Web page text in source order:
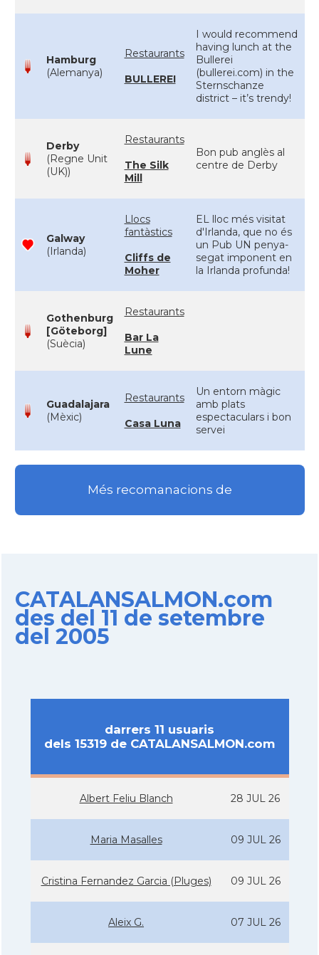
Hamburg
(Alemanya)
Restaurants
BULLEREI
I would recommend
having lunch at the
Bullerei
(bullerei.com) in the
Sternschanze
district – it’s trendy!
Derby
(Regne Unit
(UK))
Restaurants
The Silk
Mill
Bon pub anglès al
centre de Derby
Galway
(Irlanda)
Llocs
fantàstics
Cliffs de
Moher
EL lloc més visitat
d'Irlanda, que no és
un Pub UN penya-
segat imponent en
la Irlanda profunda!
Gothenburg
[Göteborg]
(Suècia)
Restaurants
Bar La
Lune
Guadalajara
(Mèxic)
Restaurants
Casa Luna
Un entorn màgic
amb plats
espectaculars i bon
servei
Més recomanacions de
CATALANSALMON.com
des del 11 de setembre
del 2005
darrers 11 usuaris
dels 15319 de CATALANSALMON.com
Albert Feliu Blanch 28 JUL 26
Maria Masalles 09 JUL 26
Cristina Fernandez Garcia (Pluges) 09 JUL 26
Aleix G. 07 JUL 26